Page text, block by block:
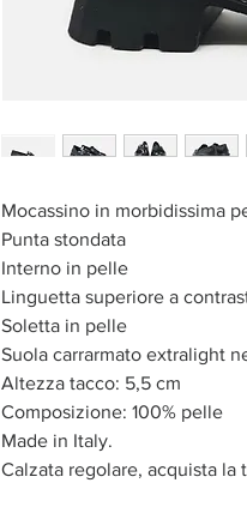
Mocassino in morbidissima
Punta stondata
Interno in pelle
Linguetta superiore a
Soletta in pelle
Suola carrarmato extralight
Altezza tacco: 5,5 cm
Composizione: 100% pelle
Made in Italy.
Calzata regolare, acquista la